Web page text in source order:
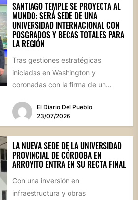
SANTIAGO TEMPLE SE PROYECTA AL
MUNDO: SERÁ SEDE DE UNA
UNIVERSIDAD INTERNACIONAL CON
POSGRADOS Y BECAS TOTALES PARA
LA REGIÓN
Tras gestiones estratégicas
iniciadas en Washington y
coronadas con la firma de un
departamento Río...
El Diario Del Pueblo
23/07/2026
LA NUEVA SEDE DE LA UNIVERSIDAD
PROVINCIAL DE CÓRDOBA EN
ARROYITO ENTRA EN SU RECTA FINAL
Con una inversión en
infraestructura y obras